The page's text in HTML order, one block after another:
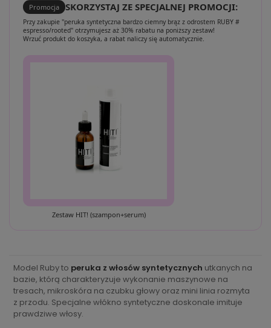
Promocja SKORZYSTAJ ZE SPECJALNEJ PROMOCJI:
Przy zakupie "peruka syntetyczna bardzo ciemny brąz z odrostem RUBY #
espresso/rooted" otrzymujesz aż 30% rabatu na poniższy zestaw!
Wrzuć produkt do koszyka, a rabat naliczy się automatycznie.
Zestaw HIT! (szampon+serum)
Model Ruby to peruka z włosów syntetycznych utkanych na
bazie, którą charakteryzuje wykonanie maszynowe na
tresach, mikroskóra na czubku głowy oraz mini linia rozmyta
z przodu. Specjalne włókno syntetyczne doskonale imituje
prawdziwe włosy.